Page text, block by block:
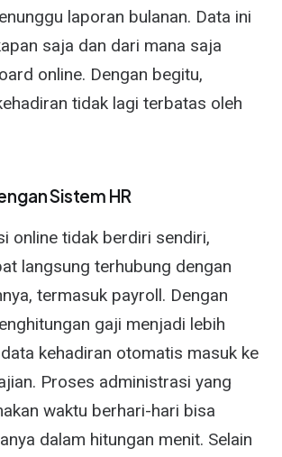
laporan bulanan. Data ini
saja dan dari mana saja
online. Dengan begitu,
tidak lagi terbatas oleh
Sistem HR
online tidak berdiri sendiri,
langsung terhubung dengan
termasuk payroll. Dengan
gaji menjadi lebih
kehadiran otomatis masuk ke
Proses administrasi yang
waktu berhari-hari bisa
dalam hitungan menit. Selain